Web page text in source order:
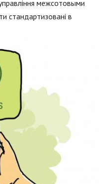
межсотовыми
стандартизовані в